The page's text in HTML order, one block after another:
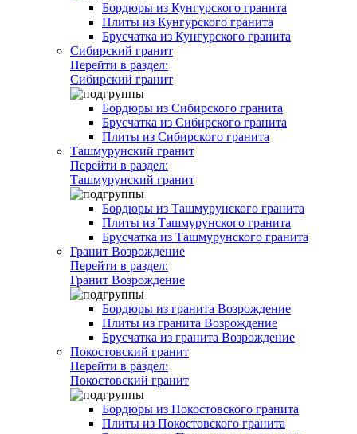
Бордюры из Кунгурского гранита
Плиты из Кунгурского гранита
Брусчатка из Кунгурского гранита
Сибирский гранит
Перейти в раздел:
Сибирский гранит
Бордюры из Сибирского гранита
Брусчатка из Сибирского гранита
Плиты из Сибирского гранита
Ташмурунский гранит
Перейти в раздел:
Ташмурунский гранит
Бордюры из Ташмурунского гранита
Плиты из Ташмурунского гранита
Брусчатка из Ташмурунского гранита
Гранит Возрождение
Перейти в раздел:
Гранит Возрождение
Бордюры из гранита Возрождение
Плиты из гранита Возрождение
Брусчатка из гранита Возрождение
Покостовский гранит
Перейти в раздел:
Покостовский гранит
Бордюры из Покостовского гранита
Плиты из Покостовского гранита